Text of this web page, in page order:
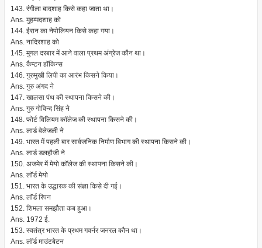
143. रंगीला बादशाह किसे कहा जाता था।
Ans. मुहम्मदशाह को
144. ईरान का नेपोलियन किसे कहा गया।
Ans. नादिरशाह को
145. मुगल दरबार में आने वाला प्रथम अंग्रेज कौन था।
Ans. कैप्टन हॉकिन्स
146. गुरुमुखी लिपी का आरंभ किसने किया।
Ans. गुरु अंगद ने
147. खालसा पंथ की स्थापना किसने की।
Ans. गुरु गोविन्द सिंह ने
148. फोर्ट विलियम कॉलेज की स्थापना किसने की।
Ans. लार्ड वेलेजली ने
149. भारत में पहली बार सार्वजनिक निर्माण विभाग की स्थापना किसने की।
Ans. लार्ड डलहौजी ने
150. अजमेर में मेयो कॉलेज की स्थापना किसने की।
Ans. लॉर्ड मेयो
151. भारत के उद्धारक की संज्ञा किसे दी गई।
Ans. लॉर्ड रिपन
152. शिमला समझौता कब हुआ।
Ans. 1972 ई.
153. स्वतंत्र भारत के प्रथम गवर्नर जनरल कौन था।
Ans. लॉर्ड माउंटबेटन